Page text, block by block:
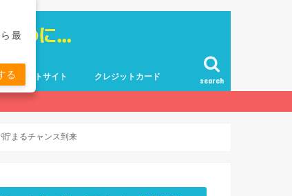
search
ポイントサイト クレジットカード
まるチャンス到来
最
る